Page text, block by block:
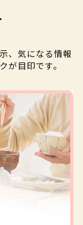
、気になる情報
が目印です。